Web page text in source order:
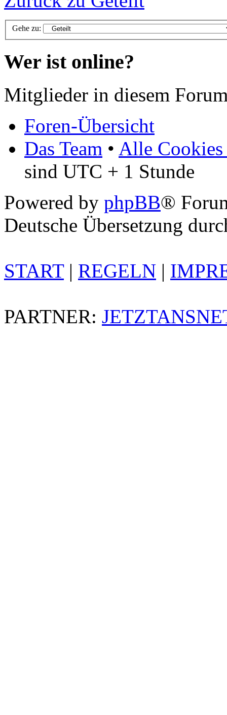
Gehe zu:
Wer ist online?
Mitglieder in diesem
Foren-Übersicht
Das Team • Alle Cookies
sind UTC + 1 Stunde
Powered by phpBB®
Deutsche Übersetzung
START| REGELN |
PARTNER: